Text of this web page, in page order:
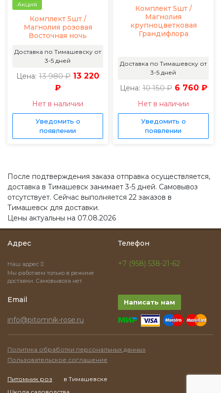
Акция
Комплект 5шт /
Магнолия розовая
Восточная ночь
Доставка по Тимашевску от
3-5 дней
Цена: 13 980 ₽ 13 220
₽
Нет в наличии
Уведомить о
появлении
Комплект 5шт /
Магнолия
крупноцветковая
Грандифлора
Доставка по Тимашевску от
3-5 дней
Цена: 10 150 ₽ 6 760 ₽
Нет в наличии
Уведомить о
появлении
После подтверждения заказа отправка осуществляется,
доставка в Тимашевск занимает 3-5 дней. Самовывоз
отсутствует. Сейчас выполняется 22 заказов в
Тимашевск для доставки.
Цены актуальны на 07.08.2026
Адрес
Наш адрес
Мы работаем только в режиме
доставки. Самовывоза нет.
Телефон
+7 (958) 538-21-62
Email
info@pitomnik-rose.ru
Написать нам
Политика обработки персональных данных ·
Пользовательское соглашение
Питомник роз
в Тимашевске